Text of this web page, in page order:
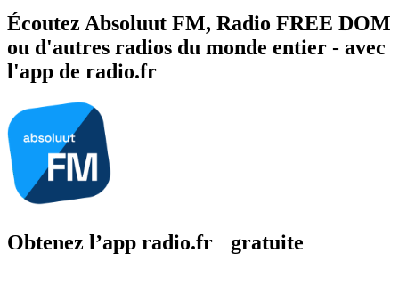
Écoutez Absoluut FM, Radio FREE DOM
ou d'autres radios du monde entier - avec
l'app de radio.fr
Obtenez l’app radio.fr gratuite